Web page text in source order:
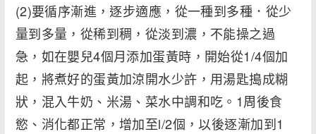
(2)要循序漸進，逐步適應，從一種到多種．從少
量到多量，從稀到稠，從淡到濃，不能操之過
急，如在嬰兒4個月添加蛋黃時，開始從1/4個加
起，將煮好的蛋黃加涼開水少許，用湯匙搗成糊
狀，混入牛奶、米湯、菜水中調和吃。1周後食
慾、消化都正常，增加至l/2個，以後逐漸加到1